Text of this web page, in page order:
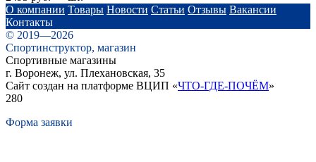
О компании Товары Новости Статьи Отзывы Вакансии
Контакты
© 2019—2026
Спортинструктор, магазин
Спортивные магазины
г. Воронеж, ул. Плехановская, 35
Сайт создан на платформе ВЦИП «ЧТО-ГДЕ-ПОЧЁМ»
280
Форма заявки